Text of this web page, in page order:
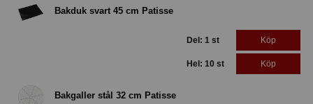
Bakduk svart 45 cm Patisse
Del: 1 st Köp
Hel: 10 st Köp
Bakgaller stål 32 cm Patisse